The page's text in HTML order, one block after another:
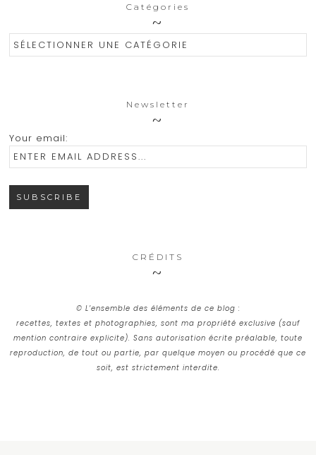
Catégories
Catégories
Newsletter
Your email:
CRÉDITS
© L’ensemble des éléments de ce blog :
recettes, textes et photographies, sont ma propriété exclusive (sauf
mention contraire explicite). Sans autorisation écrite préalable, toute
reproduction, de tout ou partie, par quelque moyen ou procédé que ce
soit, est strictement interdite.